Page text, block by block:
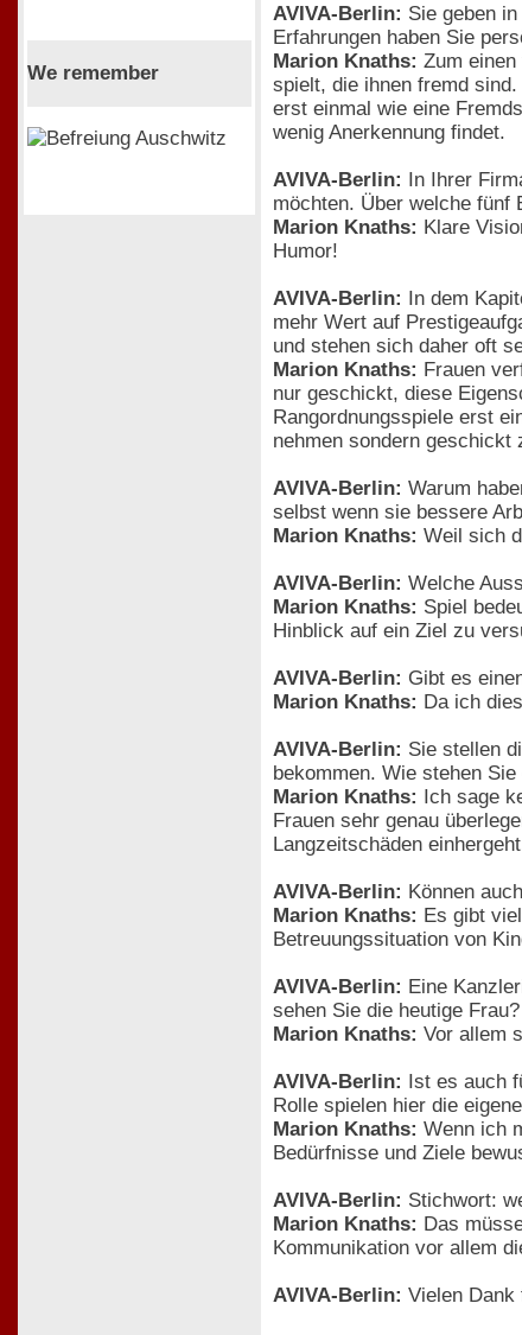
We remember
AVIVA-Berlin: Sie geben
Erfahrungen haben Sie
Marion Knaths: Zum
spielt, die ihnen fremd
erst einmal wie eine
wenig Anerkennung findet.
AVIVA-Berlin: In Ihrer
möchten. Über welche fünf
Marion Knaths: Klare
Humor!
AVIVA-Berlin: In dem
mehr Wert auf
und stehen sich daher oft
Marion Knaths: Frauen
nur geschickt, diese
Rangordnungsspiele erst
nehmen sondern geschickt
AVIVA-Berlin: Warum
selbst wenn sie bessere
Marion Knaths: Weil sich
AVIVA-Berlin: Welche
Marion Knaths: Spiel
Hinblick auf ein Ziel zu
AVIVA-Berlin: Gibt es
Marion Knaths: Da ich
AVIVA-Berlin: Sie stellen
bekommen. Wie stehen
Marion Knaths: Ich sage
Frauen sehr genau
Langzeitschäden
AVIVA-Berlin: Können
Marion Knaths: Es gibt
Betreuungssituation von
AVIVA-Berlin: Eine
sehen Sie die heutige Frau?
Marion Knaths: Vor allem
AVIVA-Berlin: Ist es auch
Rolle spielen hier die
Marion Knaths: Wenn ich
Bedürfnisse und Ziele
AVIVA-Berlin: Stichwort:
Marion Knaths: Das
Kommunikation vor allem
AVIVA-Berlin: Vielen